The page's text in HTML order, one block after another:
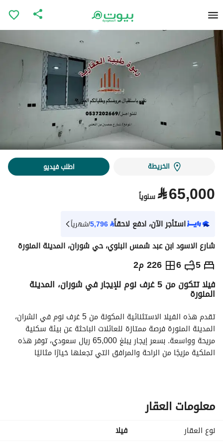
الخريطة اطلب فيديو
⃁65,000 سنوياً
استأجر الآن، ادفع لاحقاً⃁
5,796/شهرياً
شارع الاسود ابن عبد شمس البلوي، حي شوران، المدينة المنورة
5
6 226 م2 ⃁
65,000سنوياً
الإعلان الاماكن القريبة
فيلا تتكون من 5 غرف نوم للإيجار في شوران، المدينة
المنورة
- **غرف نوم:** 5
- **حمامات:** 6
- **السعر:** 65,000 ريال سعودي
- **مفروشة:** لا
معلومات العقار
نوع العقار
فیلا